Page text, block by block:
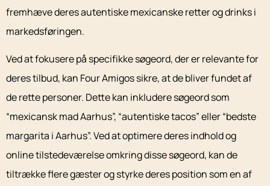
fremhæve deres autentiske mexicanske retter og drinks i
markedsføringen.
Ved at fokusere på specifikke søgeord, der er relevante for
deres tilbud, kan Four Amigos sikre, at de bliver fundet af
de rette personer. Dette kan inkludere søgeord som
“mexicansk mad Aarhus”, “autentiske tacos” eller “bedste
margarita i Aarhus”. Ved at optimere deres indhold og
online tilstedeværelse omkring disse søgeord, kan de
tiltrække flere gæster og styrke deres position som en af